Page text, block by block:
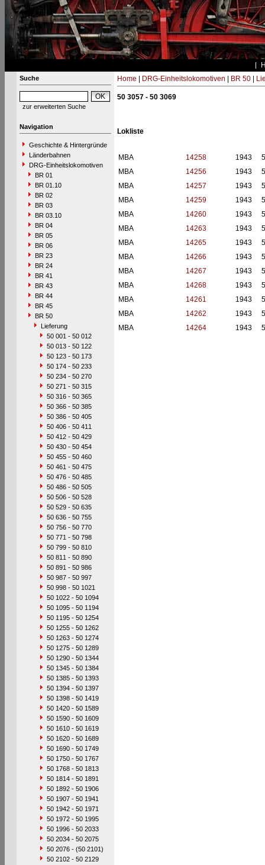
Suche
zur erweiterten Suche
Navigation
Geschichte & Hintergründe
Länderbahnen
DRG-Einheitslokomotiven
BR 01
BR 01.10
BR 02
BR 03
BR 03.10
BR 04
BR 05
BR 06
BR 23
BR 24
BR 41
BR 43
BR 44
BR 45
BR 50
Lieferung
50 001 - 50 012
50 013 - 50 122
50 123 - 50 173
50 174 - 50 233
50 234 - 50 270
50 271 - 50 315
50 316 - 50 365
50 366 - 50 385
50 386 - 50 405
50 406 - 50 411
50 412 - 50 429
50 430 - 50 454
50 455 - 50 460
50 461 - 50 475
50 476 - 50 485
50 486 - 50 505
50 506 - 50 528
50 529 - 50 635
50 636 - 50 755
50 756 - 50 770
50 771 - 50 798
50 799 - 50 810
50 811 - 50 890
50 891 - 50 986
50 987 - 50 997
50 998 - 50 1021
50 1022 - 50 1094
50 1095 - 50 1194
50 1195 - 50 1254
50 1255 - 50 1262
50 1263 - 50 1274
50 1275 - 50 1289
50 1290 - 50 1344
50 1345 - 50 1384
50 1385 - 50 1393
50 1394 - 50 1397
50 1398 - 50 1419
50 1420 - 50 1589
50 1590 - 50 1609
50 1610 - 50 1619
50 1620 - 50 1689
50 1690 - 50 1749
50 1750 - 50 1767
50 1768 - 50 1813
50 1814 - 50 1891
50 1892 - 50 1906
50 1907 - 50 1941
50 1942 - 50 1971
50 1972 - 50 1995
50 1996 - 50 2033
50 2034 - 50 2075
50 2076 - (50 2101)
50 2102 - 50 2129
Home DRG-Einheitslokomotiven BR 50|
50 3057 - 50 3069
Lokliste
MBA 14258 1943
MBA
14256 1943
MBA
14257 1943
MBA
14259 1943
MBA
14260 1943
MBA
14263 1943
MBA
14265 1943
MBA
14266 1943
MBA
14267 1943
MBA
14268 1943
MBA
14261 1943
MBA
14262 1943
MBA
14264 1943